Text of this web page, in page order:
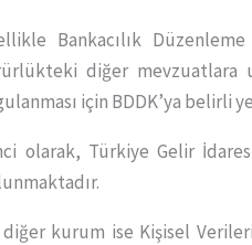
Bankacılık
diğer mevzuatlara
için BDDK’ya belirli
olarak, Türkiye Gelir
kurum ise Kişisel